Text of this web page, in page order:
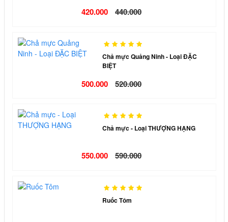
420.000 440.000
Chả mực Quảng Ninh - Loại ĐẶC
BIỆT
500.000 520.000
Chả mực - Loại THƯỢNG HẠNG
550.000 590.000
Ruốc Tôm